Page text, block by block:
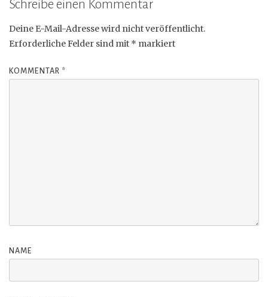
Schreibe einen Kommentar
Deine E-Mail-Adresse wird nicht veröffentlicht.
Erforderliche Felder sind mit * markiert
KOMMENTAR *
NAME